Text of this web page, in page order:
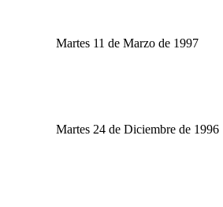
Martes 11 de Marzo de 1997
Martes 24 de Diciembre de 1996